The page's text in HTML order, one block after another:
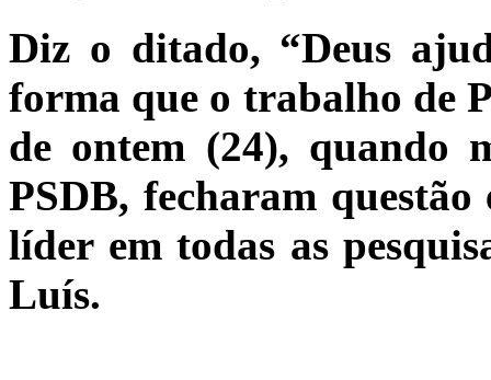
Diz o ditado, “Deus
forma que o trabalho de
de ontem (24), quando
PSDB, fecharam
líder em todas as
Luís.